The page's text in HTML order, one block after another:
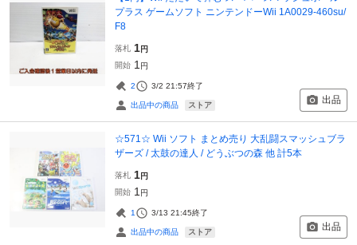
プラス ゲームソフト ニンテンドーWii 1A0029-460su/
F8
落札 1円
開始 1 円
2 3/2 21:57終了
出品中の商品 ストア 出品
☆571☆ Wii ソフト まとめ売り 大乱闘スマッシュブラ
ザーズ / 太鼓の達人 / どうぶつの森 他 計5本
落札 1円
開始 1 円
1 3/13 21:45終了
出品中の商品 ストア 出品